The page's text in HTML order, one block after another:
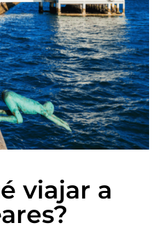
viajar a